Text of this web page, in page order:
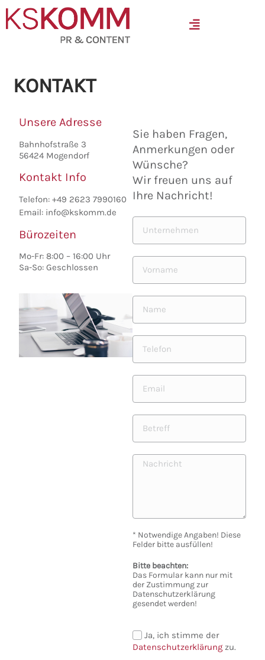
MENÜ
KONTAKT
Unsere Adresse
Bahnhofstraße 3
56424 Mogendorf
Kontakt Info
Telefon: +49 2623 7990160
Email: info@kskomm.de
Bürozeiten
Mo-Fr: 8:00 – 16:00 Uhr
Sa-So: Geschlossen
Sie haben Fragen,
Anmerkungen oder
Wünsche?
Wir freuen uns auf
Ihre Nachricht!
Unternehmen*
Vorname*
Name*
Telefon
Email*
Betreff
* Notwendige Angaben! Diese
Felder bitte ausfüllen!
Bitte beachten:
Das Formular kann nur mit
der Zustimmung zur
Datenschutzerklärung
gesendet werden!
Einwilligung
Datenschutz
Ja, ich stimme der
Datenschutzerklärung zu.